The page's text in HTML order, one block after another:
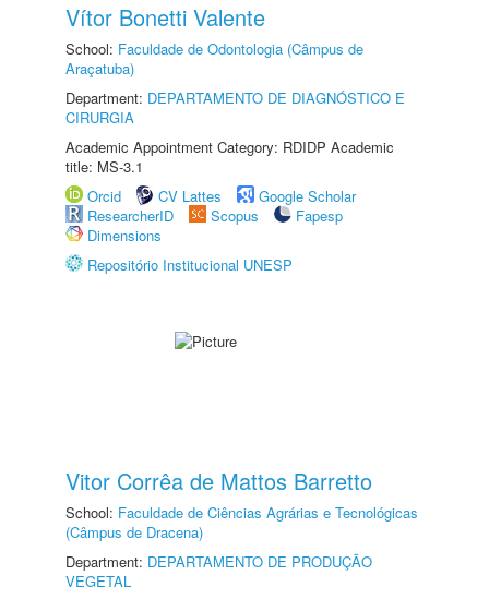
Vítor Bonetti Valente
School: Faculdade de Odontologia (Câmpus de
Araçatuba)
Department: DEPARTAMENTO DE DIAGNÓSTICO E
CIRURGIA
Academic Appointment Category: RDIDP Academic
title: MS-3.1
Orcid
CV Lattes
Google Scholar
ResearcherID
Scopus
Fapesp
Dimensions
Repositório Institucional UNESP
Vitor Corrêa de Mattos Barretto
School: Faculdade de Ciências Agrárias e Tecnológicas
(Câmpus de Dracena)
Department: DEPARTAMENTO DE PRODUÇÃO
VEGETAL